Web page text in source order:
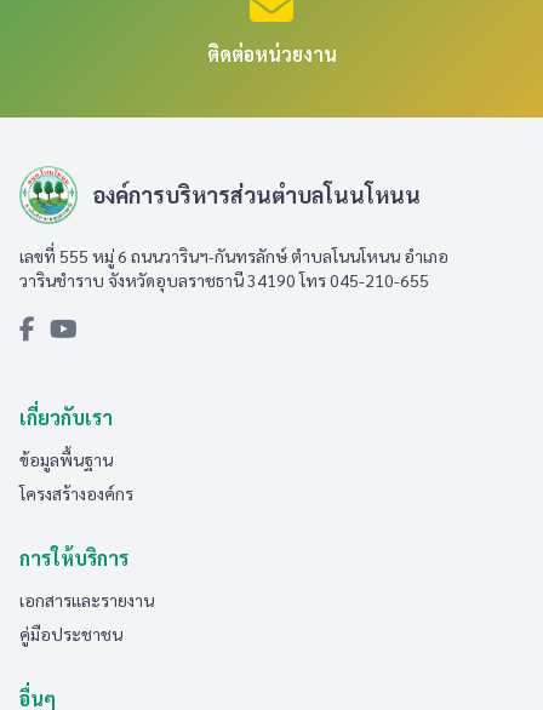
ติดต่อหน่วยงาน
องค์การบริหารส่วนตำบลโนนโหนน
เลขที่ 555 หมู่ 6 ถนนวารินฯ-กันทรลักษ์ ตำบลโนนโหนน อำเภอ
วารินชำราบ จังหวัดอุบลราชธานี 34190 โทร 045-210-655
เกี่ยวกับเรา
ข้อมูลพื้นฐาน
โครงสร้างองค์กร
การให้บริการ
เอกสารและรายงาน
คู่มือประชาชน
อื่นๆ